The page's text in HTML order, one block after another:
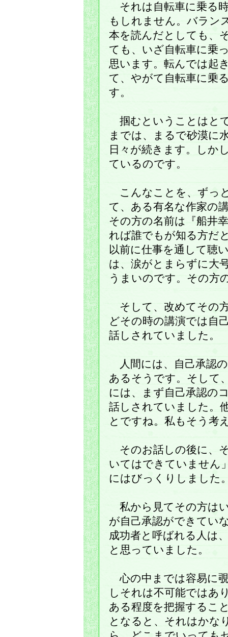
それは自転車に乗る
もしれません。バラン
本を読んだとしても、
ても、いざ自転車に乗
思います。転んでは起
て、やがて自転車に乗
す。
掴むということはと
までは、まるで砂漠に
日々が続きます。しか
ているのです。
こんなことを、ずっ
て、ある有名な作家の
その方の名前は『船井
れば誰でもが知る方だ
以前に仕事を通して聴
は、涙がとまらずに大
うまいのです。その方
そして、改めてその
どその時の講演では自
話しされていました。
人間には、自己承認
あるそうです。そして
には、まず自己承認の
話しされていました。
とですね。私もそう考
そのお話しの後に、
いてはできていません
にはびっくりしました
私から見てその方は
が自己承認ができてい
成功者と呼ばれる人は
と思っていました。
心の中までは容易に
しそれは不可能ではあ
ある程度を把握するこ
となると、それはかな